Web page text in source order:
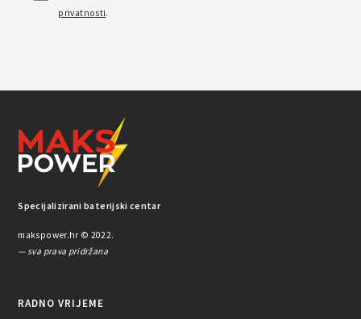
privatnosti.
Specijalizirani baterijski centar
makspower.hr © 2022.
— sva prava pridržana
RADNO VRIJEME